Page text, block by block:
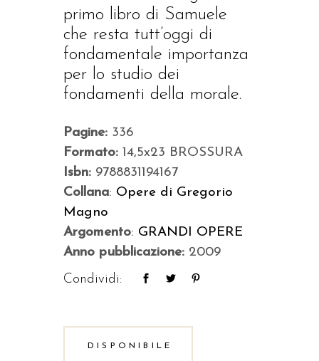
primo libro di Samuele
che resta tutt’oggi di
fondamentale importanza
per lo studio dei
fondamenti della morale.
Pagine: 336
Formato: 14,5x23 BROSSURA
Isbn: 9788831194167
Collana: Opere di Gregorio
Magno
Argomento: GRANDI OPERE
Anno pubblicazione: 2009
Condividi:
DISPONIBILE